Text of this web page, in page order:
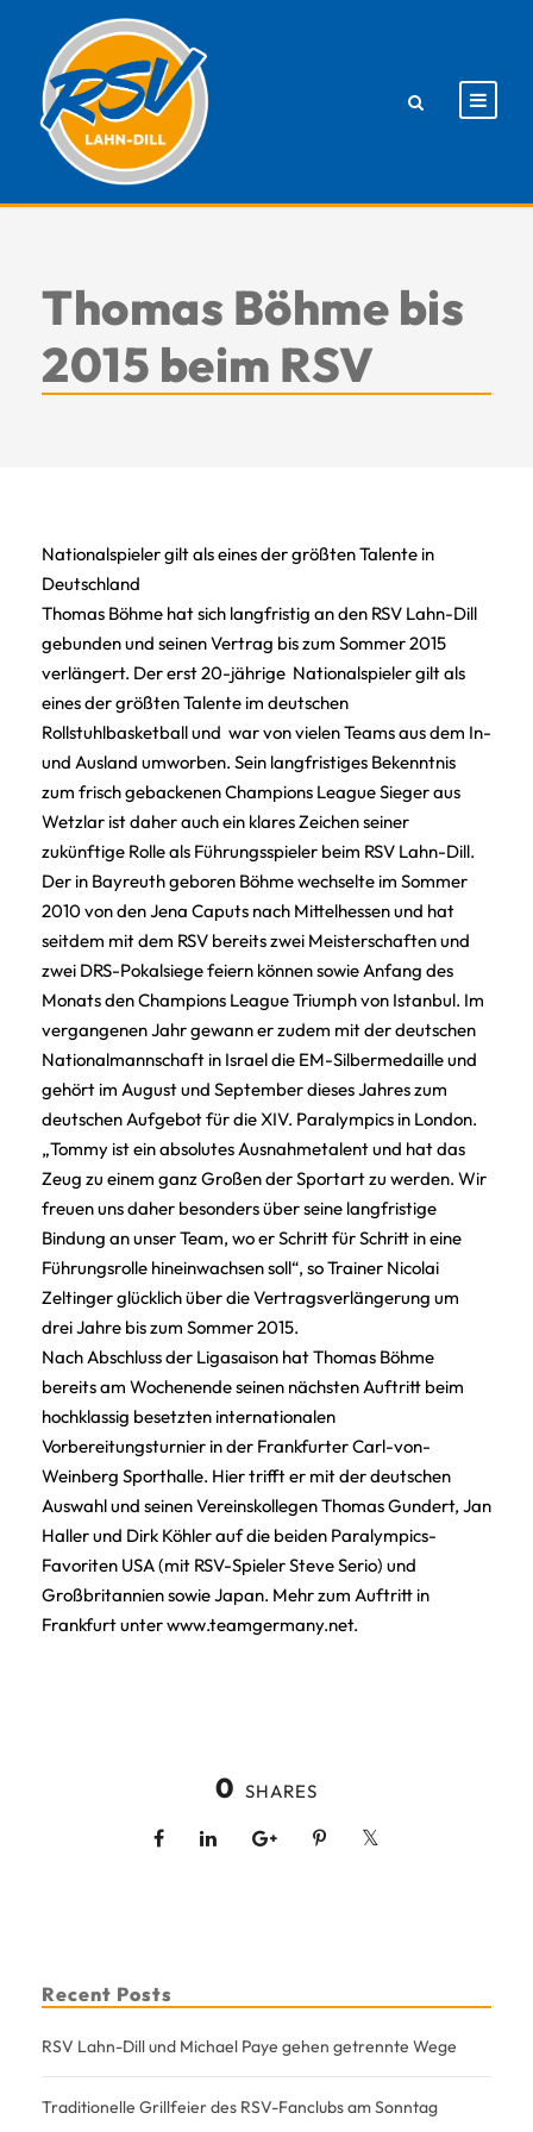
Thomas Böhme bis
2015 beim RSV
Nationalspieler gilt als eines der größten Talente in
Deutschland
Thomas Böhme hat sich langfristig an den RSV Lahn-Dill
gebunden und seinen Vertrag bis zum Sommer 2015
verlängert. Der erst 20-jährige Nationalspieler gilt als
eines der größten Talente im deutschen
Rollstuhlbasketball und war von vielen Teams aus dem In-
und Ausland umworben. Sein langfristiges Bekenntnis
zum frisch gebackenen Champions League Sieger aus
Wetzlar ist daher auch ein klares Zeichen seiner
zukünftige Rolle als Führungsspieler beim RSV Lahn-Dill.
Der in Bayreuth geboren Böhme wechselte im Sommer
2010 von den Jena Caputs nach Mittelhessen und hat
seitdem mit dem RSV bereits zwei Meisterschaften und
zwei DRS-Pokalsiege feiern können sowie Anfang des
Monats den Champions League Triumph von Istanbul. Im
vergangenen Jahr gewann er zudem mit der deutschen
Nationalmannschaft in Israel die EM-Silbermedaille und
gehört im August und September dieses Jahres zum
deutschen Aufgebot für die XIV. Paralympics in London.
„Tommy ist ein absolutes Ausnahmetalent und hat das
Zeug zu einem ganz Großen der Sportart zu werden. Wir
freuen uns daher besonders über seine langfristige
Bindung an unser Team, wo er Schritt für Schritt in eine
Führungsrolle hineinwachsen soll“, so Trainer Nicolai
Zeltinger glücklich über die Vertragsverlängerung um
drei Jahre bis zum Sommer 2015.
Nach Abschluss der Ligasaison hat Thomas Böhme
bereits am Wochenende seinen nächsten Auftritt beim
hochklassig besetzten internationalen
Vorbereitungsturnier in der Frankfurter Carl-von-
Weinberg Sporthalle. Hier trifft er mit der deutschen
Auswahl und seinen Vereinskollegen Thomas Gundert, Jan
Haller und Dirk Köhler auf die beiden Paralympics-
Favoriten USA (mit RSV-Spieler Steve Serio) und
Großbritannien sowie Japan. Mehr zum Auftritt in
Frankfurt unterwww.teamgermany.net.
0 SHARES
Recent Posts
RSV Lahn-Dill und Michael Paye gehen getrennte Wege
Traditionelle Grillfeier des RSV-Fanclubs am Sonntag